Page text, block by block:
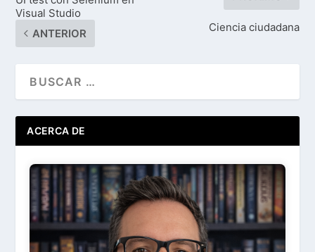
Visual Studio
ANTERIOR
Ciencia ciudadana
ACERCA DE